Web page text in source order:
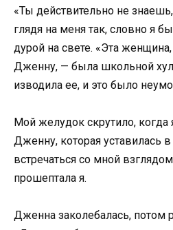
«Ты действительно не
глядя на меня так, словно я
дурой на свете. «Эта
Дженну, — была школьной
изводила ее, и это было
Мой желудок скрутило, когда
Дженну, которая уставилась
встречаться со мной
прошептала я.
Дженна заколебалась, потом